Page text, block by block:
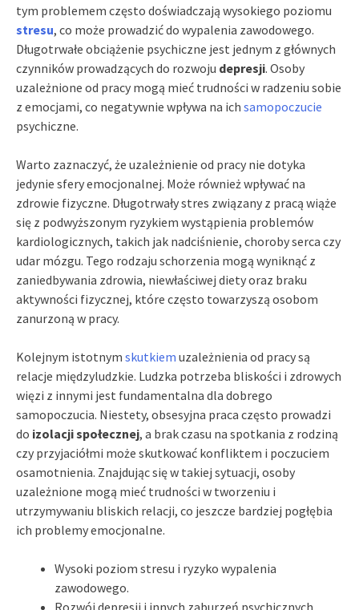
tym problemem często doświadczają wysokiego poziomu
stresu, co może prowadzić do wypalenia zawodowego.
Długotrwałe obciążenie psychiczne jest jednym z głównych
czynników prowadzących do rozwoju depresji. Osoby
uzależnione od pracy mogą mieć trudności w radzeniu sobie
z emocjami, co negatywnie wpływa na ich samopoczucie
psychiczne.
Warto zaznaczyć, że uzależnienie od pracy nie dotyka
jedynie sfery emocjonalnej. Może również wpływać na
zdrowie fizyczne. Długotrwały stres związany z pracą wiąże
się z podwyższonym ryzykiem wystąpienia problemów
kardiologicznych, takich jak nadciśnienie, choroby serca czy
udar mózgu. Tego rodzaju schorzenia mogą wyniknąć z
zaniedbywania zdrowia, niewłaściwej diety oraz braku
aktywności fizycznej, które często towarzyszą osobom
zanurzoną w pracy.
Kolejnym istotnym skutkiem uzależnienia od pracy są
relacje międzyludzkie. Ludzka potrzeba bliskości i zdrowych
więzi z innymi jest fundamentalna dla dobrego
samopoczucia. Niestety, obsesyjna praca często prowadzi
do izolacji społecznej, a brak czasu na spotkania z rodziną
czy przyjaciółmi może skutkować konfliktem i poczuciem
osamotnienia. Znajdując się w takiej sytuacji, osoby
uzależnione mogą mieć trudności w tworzeniu i
utrzymywaniu bliskich relacji, co jeszcze bardziej pogłębia
ich problemy emocjonalne.
Wysoki poziom stresu i ryzyko wypalenia
zawodowego.
Rozwój depresji i innych zaburzeń psychicznych.